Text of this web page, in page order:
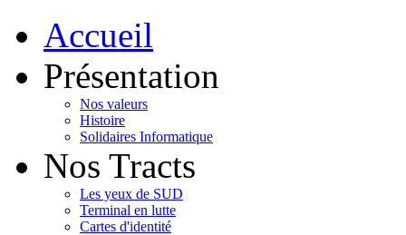
Accueil
Présentation
Nos valeurs
Histoire
Solidaires Informatique
Nos Tracts
Les yeux de SUD
Terminal en lutte
Cartes d'identité